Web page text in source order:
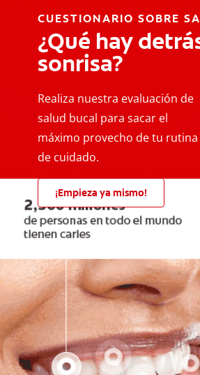
CUESTIONARIO SOBRE
¿Qué hay
sonrisa?
Realiza nuestra evaluación de
salud bucal para sacar el
máximo provecho de tu rutina
de cuidado.
¡Empieza ya mismo!